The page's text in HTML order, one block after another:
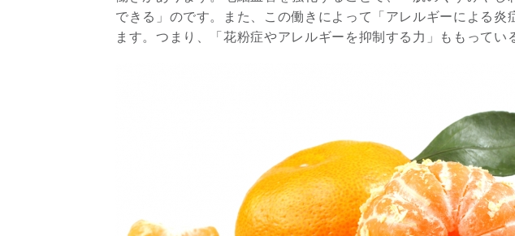
できる」のです。また、この働きによって「アレルギーによる炎
ます。つまり、「花粉症やアレルギーを抑制する力」ももってい